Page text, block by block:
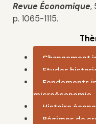
Revue Économique,
p. 1065-1115.
Changement
Etudes
Fondements
microéconomie
Histoire
Régimes de